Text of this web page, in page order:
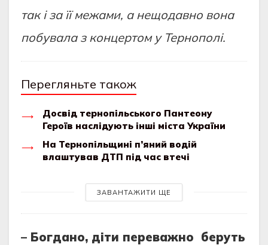
так і за її межами, а нещодавно вона
побувала з концертом у Тернополі.
Перегляньте також
Досвід тернопільського Пантеону
Героїв наслідують інші міста України
На Тернопільщині п’яний водій
влаштував ДТП під час втечі
ЗАВАНТАЖИТИ ЩЕ
– Богдано, діти переважно беруть